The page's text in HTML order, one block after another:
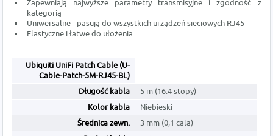
Zapewniają najwyższe parametry transmisyjne i zgodność z
kategorią
Uniwersalne - pasują do wszystkich urządzeń sieciowych RJ45
Elastyczne i łatwe do ułożenia
Ubiquiti UniFi Patch Cable (U-
Cable-Patch-5M-RJ45-BL)
Długość kabla
5 m (16.4 stopy)
Kolor kabla
Niebieski
Średnica zewn.
3 mm (0,1 cala)